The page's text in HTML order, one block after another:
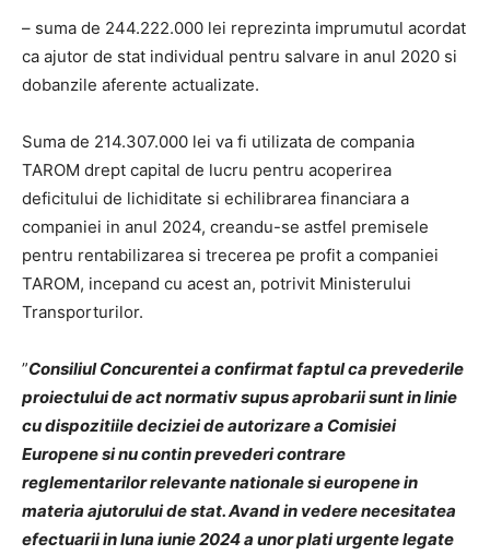
– suma de 244.222.000 lei reprezinta imprumutul acordat
ca ajutor de stat individual pentru salvare in anul 2020 si
dobanzile aferente actualizate.
Suma de 214.307.000 lei va fi utilizata de compania
TAROM drept capital de lucru pentru acoperirea
deficitului de lichiditate si echilibrarea financiara a
companiei in anul 2024, creandu-se astfel premisele
pentru rentabilizarea si trecerea pe profit a companiei
TAROM, incepand cu acest an, potrivit Ministerului
Transporturilor.
”Consiliul Concurentei a confirmat faptul ca prevederile
proiectului de act normativ supus aprobarii sunt in linie
cu dispozitiile deciziei de autorizare a Comisiei
Europene si nu contin prevederi contrare
reglementarilor relevante nationale si europene in
materia ajutorului de stat. Avand in vedere necesitatea
efectuarii in luna iunie 2024 a unor plati urgente legate